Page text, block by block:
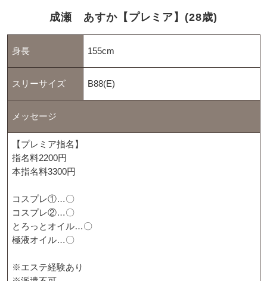
成瀬 あすか【プレミア】(28歳)
身長 155cm
スリーサイズ B88(E)
メッセージ
【プレミア指名】
指名料2200円
本指名料3300円
コスプレ①…〇
コスプレ②…〇
とろっとオイル…〇
極液オイル…〇
※エステ経験あり